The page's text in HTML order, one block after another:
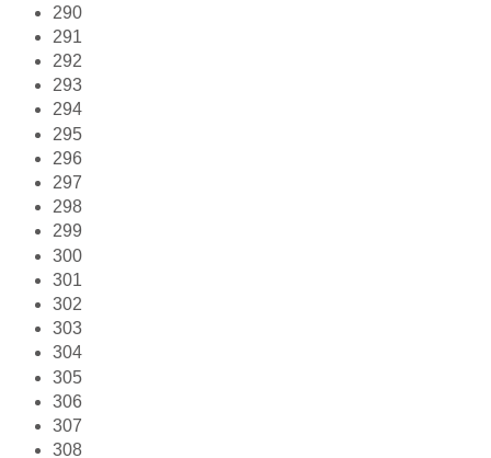
290
291
292
293
294
295
296
297
298
299
300
301
302
303
304
305
306
307
308